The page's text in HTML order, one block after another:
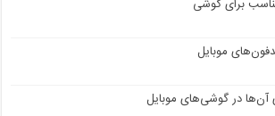
برای گوشی
موبایل
آن‌ها در گوشی‌های موبایل